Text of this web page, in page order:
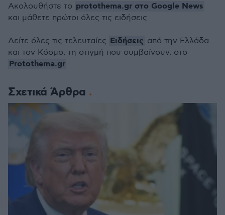
Σχετικά Άρθρα
Ακολουθήστε το protothema.gr στο Google News
και μάθετε πρώτοι όλες τις ειδήσεις
Δείτε όλες τις τελευταίες Ειδήσεις από την Ελλάδα
και τον Κόσμο, τη στιγμή που συμβαίνουν, στο
Protothema.gr